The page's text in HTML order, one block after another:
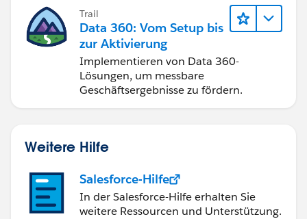
Trail
Data 360: Vom Setup bis
zur Aktivierung
Implementieren von Data 360-
Lösungen, um messbare
Geschäftsergebnisse zu fördern.
Weitere Hilfe
Salesforce-Hilfe
In der Salesforce-Hilfe erhalten Sie
weitere Ressourcen und Unterstützung.